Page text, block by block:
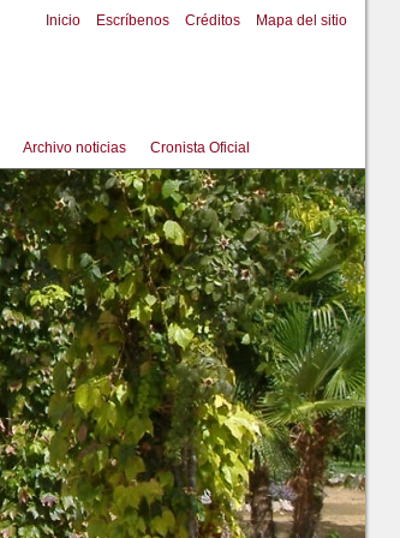
Inicio Escríbenos Créditos Mapa del sitio
Archivo noticias Cronista Oficial